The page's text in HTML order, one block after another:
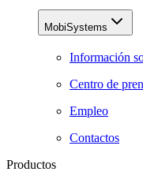
MobiSystems
Información
Centro de
Empleo
Contactos
Productos